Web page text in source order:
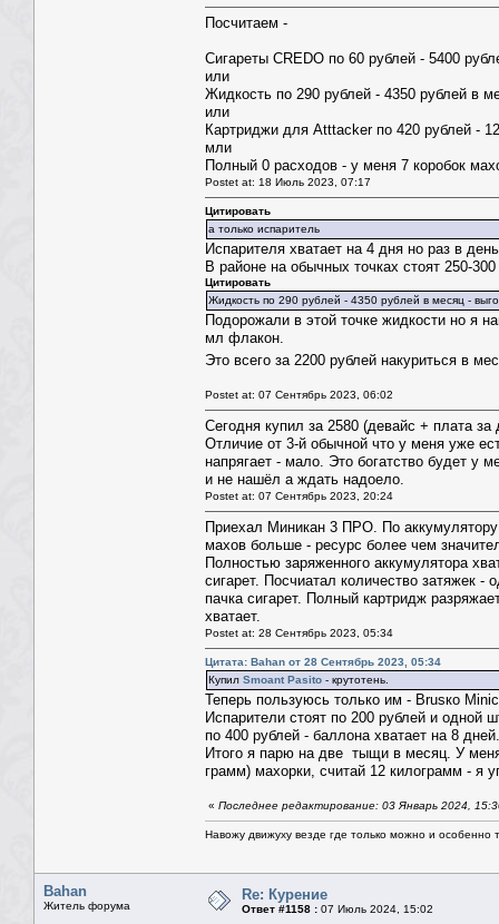
Посчитаем -
Сигареты CREDO по 60 рублей - 5400
или
Жидкость по 290 рублей - 4350 рублей в
или
Картриджи для Atttacker по 420 рублей -
мли
Полный 0 расходов - у меня 7 коробок
Postet at: 18 Июль 2023, 07:17
Цитировать
а только испаритель
Испарителя хватает на 4 дня но раз в
В районе на обычных точках стоят 250-
Цитировать
Жидкость по 290 рублей - 4350 рублей в месяц -
Подорожали в этой точке жидкости но я
мл флакон.
Это всего за 2200 рублей накуриться в
Postet at: 07 Сентябрь 2023, 06:02
Сегодня купил за 2580 (девайс + плата
Отличие от 3-й обычной что у меня уже
напрягает - мало. Это богатство будет у
и не нашёл а ждать надоело.
Postet at: 07 Сентябрь 2023, 20:24
Приехал Миникан 3 ПРО. По
махов больше - ресурс более чем
Полностью заряженного аккумулятора
сигарет. Посчиатал количество затяжек -
пачка сигарет. Полный картридж
хватает.
Postet at: 28 Сентябрь 2023, 05:34
Цитата: Bahan от 28 Сентябрь 2023, 05:34
Купил Smoant Pasito - крутотень.
Теперь пользуюсь только им - Brusкo
Испарители стоят по 200 рублей и
по 400 рублей - баллона хватает на 8
Итого я парю на две тыщи в месяц. У
грамм) махорки, считай 12 килограмм - я
« Последнее редактирование: 03 Январь 2024,
Навожу движуху везде где только можно и особенно
Bahan
Житель форума
Re: Курение
Ответ #1158 : 07 Июль 2024, 15:02